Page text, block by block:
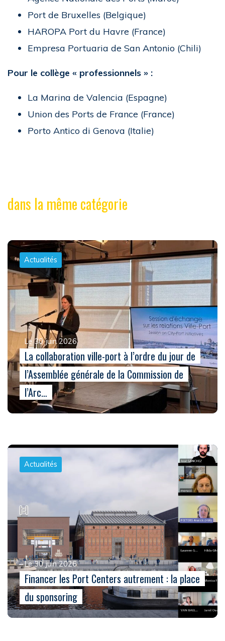
Port de Bruxelles (Belgique)
HAROPA Port du Havre (France)
Empresa Portuaria de San Antonio (Chili)
Pour le collège « professionnels » :
La Marina de Valencia (Espagne)
Union des Ports de France (France)
Porto Antico di Genova (Italie)
dans la même catégorie
Actualités
Le 30 juin 2026
La collaboration ville-port à l’ordre du jour de
l’Assemblée générale de la Commission de
l’Arc…
Actualités
Le 30 juin 2026
Financer les Port Centers autrement : la place
du sponsoring